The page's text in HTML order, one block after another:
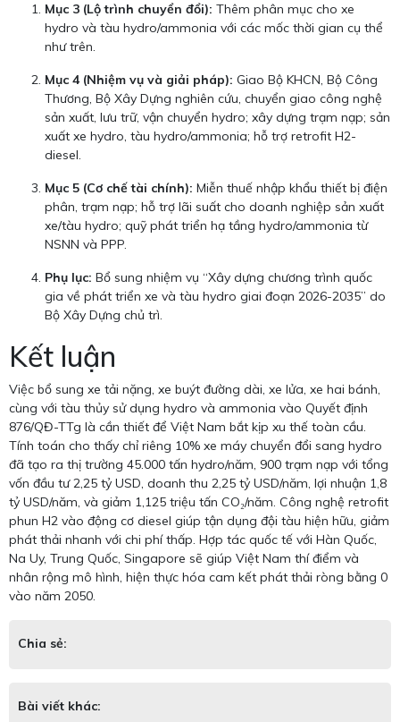
Mục 3 (Lộ trình chuyển đổi): Thêm phân mục cho xe
hydro và tàu hydro/ammonia với các mốc thời gian cụ thể
như trên.
Mục 4 (Nhiệm vụ và giải pháp): Giao Bộ KHCN, Bộ Công
Thương, Bộ Xây Dựng nghiên cứu, chuyển giao công nghệ
sản xuất, lưu trữ, vận chuyển hydro; xây dựng trạm nạp; sản
xuất xe hydro, tàu hydro/ammonia; hỗ trợ retrofit H2-
diesel.
Mục 5 (Cơ chế tài chính): Miễn thuế nhập khẩu thiết bị điện
phân, trạm nạp; hỗ trợ lãi suất cho doanh nghiệp sản xuất
xe/tàu hydro; quỹ phát triển hạ tầng hydro/ammonia từ
NSNN và PPP.
Phụ lục: Bổ sung nhiệm vụ “Xây dựng chương trình quốc
gia về phát triển xe và tàu hydro giai đoạn 2026-2035” do
Bộ Xây Dựng chủ trì.
Kết luận
Việc bổ sung xe tải nặng, xe buýt đường dài, xe lửa, xe hai bánh,
cùng với tàu thủy sử dụng hydro và ammonia vào Quyết định
876/QĐ-TTg là cần thiết để Việt Nam bắt kịp xu thế toàn cầu.
Tính toán cho thấy chỉ riêng 10% xe máy chuyển đổi sang hydro
đã tạo ra thị trường 45.000 tấn hydro/năm, 900 trạm nạp với tổng
vốn đầu tư 2,25 tỷ USD, doanh thu 2,25 tỷ USD/năm, lợi nhuận 1,8
tỷ USD/năm, và giảm 1,125 triệu tấn CO₂/năm. Công nghệ retrofit
phun H2 vào động cơ diesel giúp tận dụng đội tàu hiện hữu, giảm
phát thải nhanh với chi phí thấp. Hợp tác quốc tế với Hàn Quốc,
Na Uy, Trung Quốc, Singapore sẽ giúp Việt Nam thí điểm và
nhân rộng mô hình, hiện thực hóa cam kết phát thải ròng bằng 0
vào năm 2050.
Chia sẻ:
Bài viết khác: